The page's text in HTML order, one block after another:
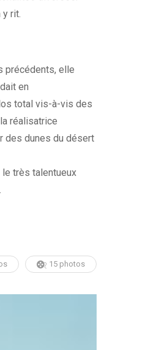
rit.
précédents, elle
en
total vis-à-vis des
réalisatrice
des dunes du désert
le très talentueux
15 photos